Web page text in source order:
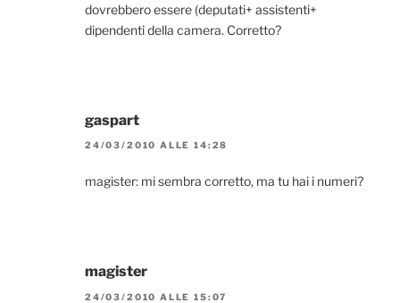
dovrebbero essere (deputati+ assistenti+
dipendenti della camera. Corretto?
gaspart
24/03/2010 ALLE 14:28
magister: mi sembra corretto, ma tu hai i numeri?
magister
24/03/2010 ALLE 15:07